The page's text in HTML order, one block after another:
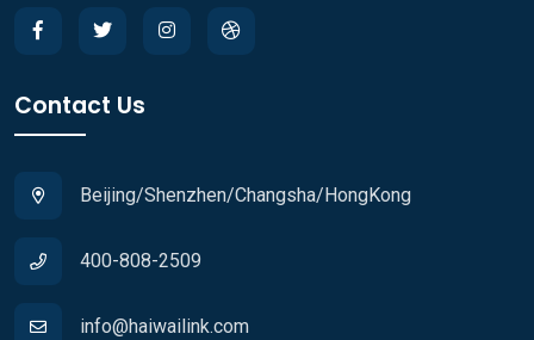
Contact Us
Beijing/Shenzhen/Changsha/HongKong
400-808-2509
info@haiwailink.com